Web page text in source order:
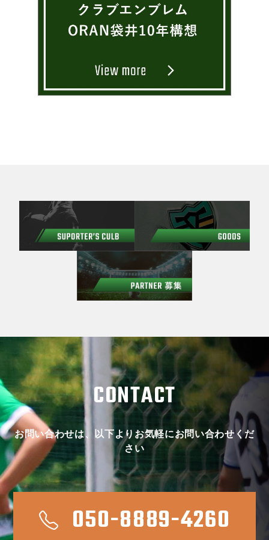
CONTACT
お問い合わせは、以下よりお気軽にお問い合わせくだ
さい
050-8889-4260